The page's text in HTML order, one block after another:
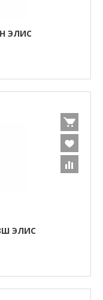
ЭЛИС
ЭЛИС